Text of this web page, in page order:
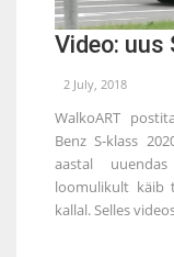
Video:
2 July, 2018
WalkoART
Benz S-klass
aastal
loomulikult käib
kallal. Selles